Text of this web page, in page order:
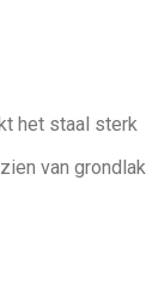
het staal sterk
van grondlak